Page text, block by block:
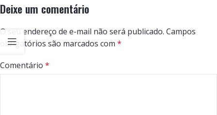
Deixe um comentário
O seu endereço de e-mail não será publicado. Campos
obrigatórios são marcados com *
Comentário *